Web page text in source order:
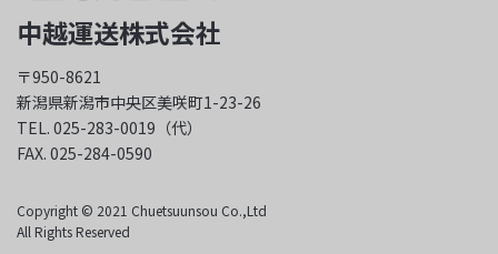
中越運送株式会社
〒950-8621
新潟県新潟市中央区美咲町1-23-26
TEL. 025-283-0019（代）
FAX. 025-284-0590
Copyright © 2021 Chuetsuunsou Co.,Ltd
All Rights Reserved